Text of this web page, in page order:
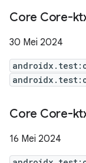
Core Core-
30 Mei 2024
Core Core-
16 Mei 2024